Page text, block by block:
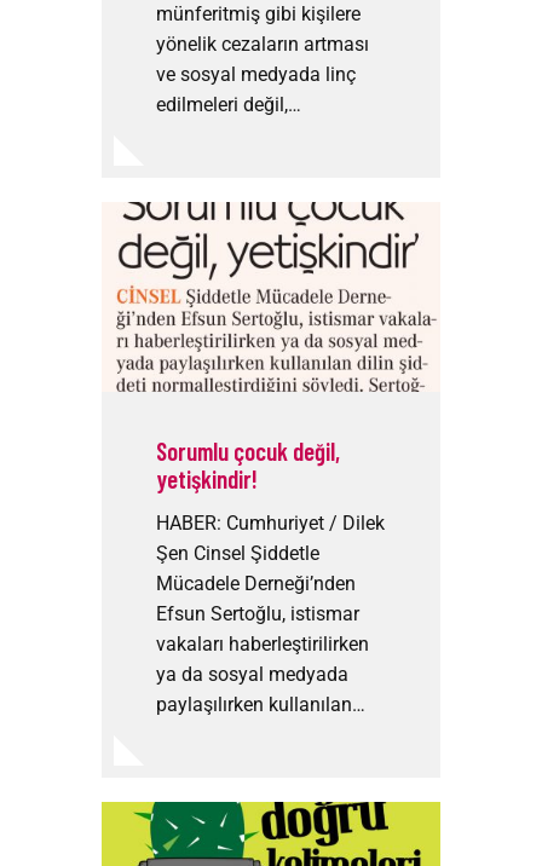
münferitmiş gibi kişilere
yönelik cezaların artması
ve sosyal medyada linç
edilmeleri değil,…
Sorumlu çocuk değil,
yetişkindir!
HABER: Cumhuriyet / Dilek
Şen Cinsel Şiddetle
Mücadele Derneği’nden
Efsun Sertoğlu, istismar
vakaları haberleştirilirken
ya da sosyal medyada
paylaşılırken kullanılan…